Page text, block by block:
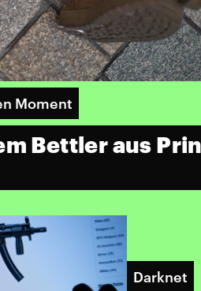
Moment
Bettler aus
Darknet